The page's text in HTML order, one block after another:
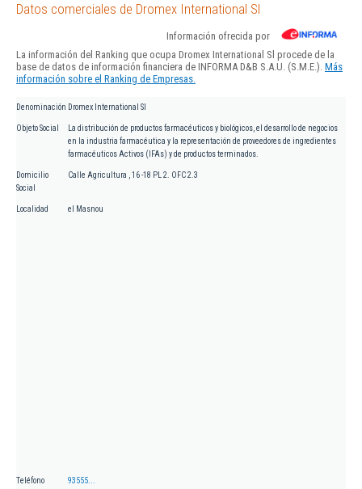
Datos comerciales de Dromex International Sl
Información ofrecida por
La información del Ranking que ocupa Dromex International Sl procede de la
base de datos de información financiera de INFORMA D&B S.A.U. (S.M.E.). Más
información sobre el Ranking de Empresas.
Denominación Dromex International Sl
Objeto Social
La distribución de productos farmacéuticos y biológicos, el desarrollo de negocios
en la industria farmacéutica y la representación de proveedores de ingredientes
farmacéuticos Activos (IFAs) y de productos terminados.
Domicilio
Social
Calle Agricultura , 16 -18 PL 2. OFC 2.3
Localidad el Masnou
Teléfono 93555...